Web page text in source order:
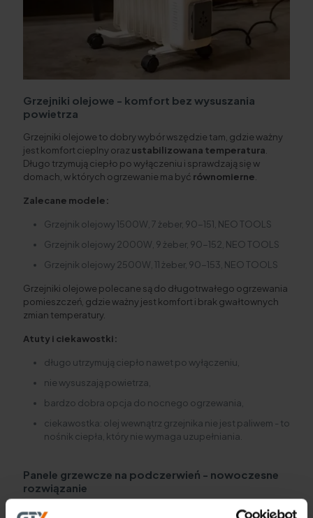
Grzejniki olejowe - komfort bez wysuszania
powietrza
Grzejniki olejowe to dobry wybór wszędzie tam, gdzie ważny
jest komfort cieplny oraz ustabilizowana temperatura.
Długo trzymują ciepło po wyłączeniu i sprawdzają się w
domach, w których ogrzewanie ma być równomierne.
Zalecane modele:
Grzejnik olejowy 1500W, 7 żeber, 90-151, NEO TOOLS
Grzejnik olejowy 2000W, 9 żeber, 90-152, NEO TOOLS
Grzejnik olejowy 2500W, 11 żeber, 90-153, NEO TOOLS
Grzejniki olejowe polecane są do długotrwałego ogrzewania
pomieszczeń, gdzie ważny jest komfort i brak gwałtownych
zmian temperatury.
Atuty i ciekawostki:
długo utrzymują ciepło nawet po wyłączeniu,
nie wysuszają powietrza,
bardzo dobra opcja do nocnego ogrzewania,
ciekawostka: olej wewnątrz grzejnika nie jest paliwem - to
nośnik ciepła, który nie wymaga uzupełniania.
Panele grzewcze na podczerwień - nowoczesne
rozwiązanie
Panele IR to rozwiązanie dla osób poszukujących